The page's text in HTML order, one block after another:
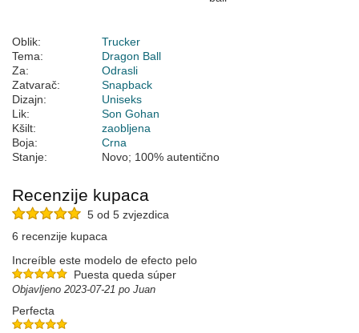
Oblik:
Trucker
Tema:
Dragon Ball
Za:
Odrasli
Zatvarač:
Snapback
Dizajn:
Uniseks
Lik:
Son Gohan
Kšilt:
zaobljena
Boja:
Crna
Stanje:
Novo; 100% autentično
Recenzije kupaca
5 od 5 zvjezdica
6 recenzije kupaca
Increíble este modelo de efecto pelo
Puesta queda súper
Objavljeno 2023-07-21 po Juan
Perfecta